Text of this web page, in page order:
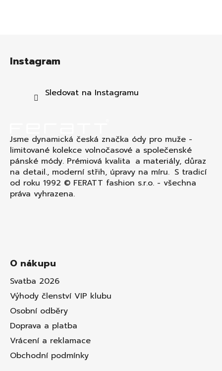
Instagram
Sledovat na Instagramu
Jsme dynamická česká značka ódy pro muže -
limitované kolekce volnočasové a společenské
pánské módy. Prémiová kvalita a materiály, důraz
na detail., moderní střih, úpravy na míru. S tradicí
od roku 1992 © FERATT fashion s.r.o. - všechna
práva vyhrazena.
O nákupu
Svatba 2026
Výhody členství VIP klubu
Osobní odběry
Doprava a platba
Vrácení a reklamace
Obchodní podmínky